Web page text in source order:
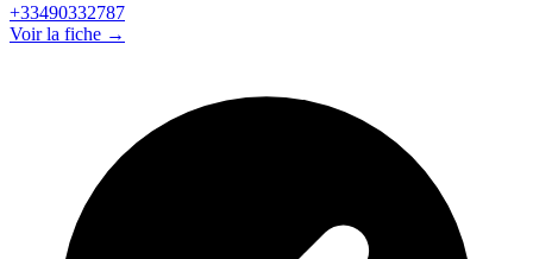
+33490332787
Voir la fiche →